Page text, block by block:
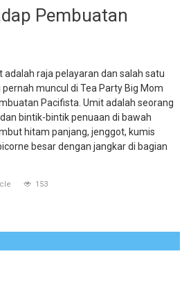
Pembuatan
adalah raja pelayaran dan salah satu
muncul di Tea Party Big Mom
Pacifista. Umit adalah seorang
bintik-bintik penuaan di bawah
hitam panjang, jenggot, kumis
besar dengan jangkar di bagian
153